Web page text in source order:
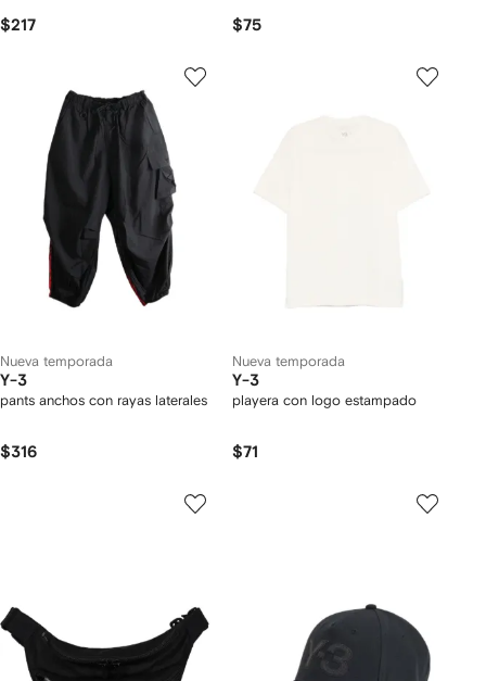
$217 $75
Nueva temporada
Y-3
pants anchos con rayas laterales
$316
Nueva temporada
Y-3
playera con logo estampado
$71